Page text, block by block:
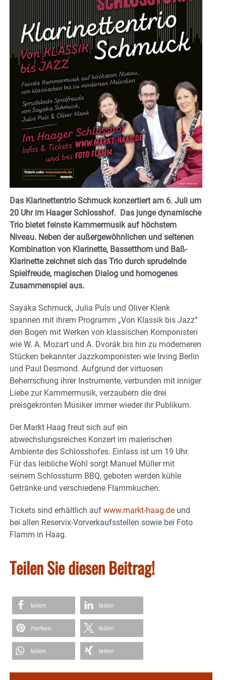
Das Klarinettentrio Schmuck konzertiert am 6. Juli um
20 Uhr im Haager Schlosshof. Das junge dynamische
Trio bietet feinste Kammermusik auf höchstem
Niveau. Neben der außergewöhnlichen und seltenen
Kombination von Klarinette, Bassetthorn und Baß-
Klarinette zeichnet sich das Trio durch sprudelnde
Spielfreude, magischen Dialog und homogenes
Zusammenspiel aus.
Sayaka Schmuck, Julia Puls und Oliver Klenk
spannen mit ihrem Programm „Von Klassik bis Jazz“
den Bogen mit Werken von klassischen Komponisten
wie W. A. Mozart und A. Dvorák bis hin zu moderneren
Stücken bekannter Jazzkomponisten wie Irving Berlin
und Paul Desmond. Aufgrund der virtuosen
Beherrschung ihrer Instrumente, verbunden mit inniger
Liebe zur Kammermusik, verzaubern die drei
preisgekrönten Musiker immer wieder ihr Publikum.
Der Markt Haag freut sich auf ein
abwechslungsreiches Konzert im malerischen
Ambiente des Schlosshofes. Einlass ist um 19 Uhr.
Für das leibliche Wohl sorgt Manuel Müller mit
seinem Schlossturm BBQ, geboten werden kühle
Getränke und verschiedene Flammkuchen.
Tickets sind erhältlich auf www.markt-haag.de und
bei allen Reservix-Vorverkaufsstellen sowie bei Foto
Flamm in Haag.
Teilen Sie diesen Beitrag!
teilen teilen
merken teilen
teilen teilen